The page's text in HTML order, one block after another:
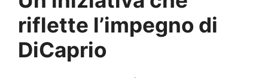
riflette l’impegno di
DiCaprio